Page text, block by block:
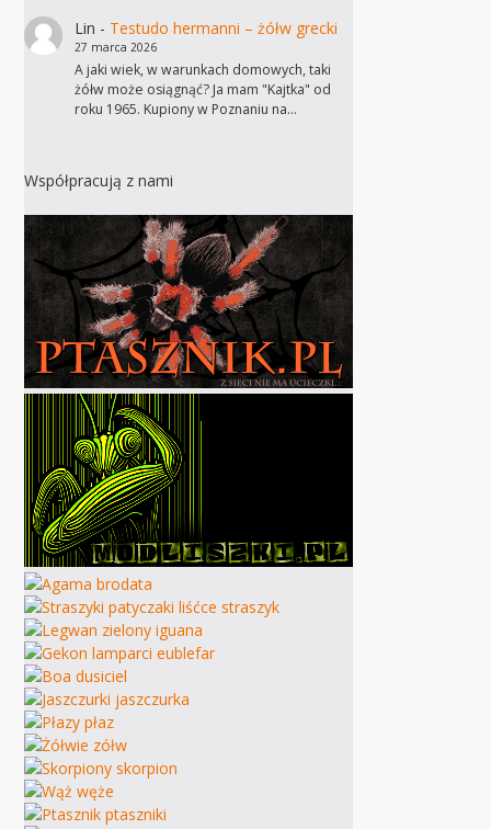
Lin - Testudo hermanni – żółw grecki
27 marca 2026
A jaki wiek, w warunkach domowych, taki
żółw może osiągnąć? Ja mam "Kajtka" od
roku 1965. Kupiony w Poznaniu na…
Współpracują z nami